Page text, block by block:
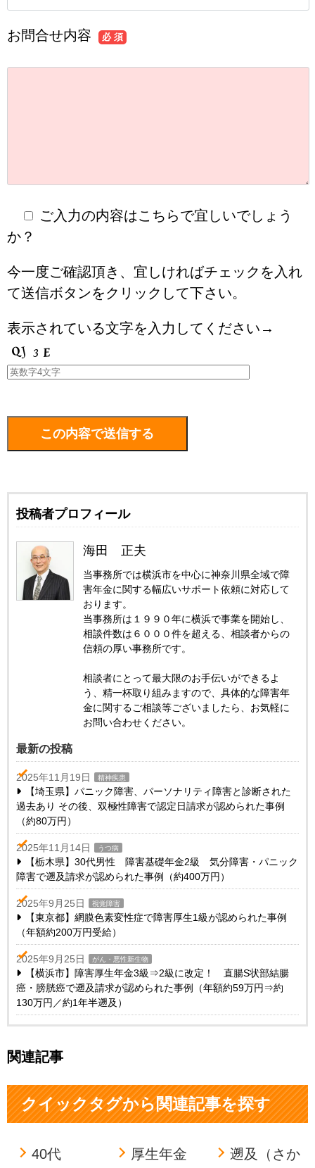
お問合せ内容 必 須
ご入力の内容はこちらで宜しいでしょう
か？
今一度ご確認頂き、宜しければチェックを入れ
て送信ボタンをクリックして下さい。
表示されている文字を入力してください→
投稿者プロフィール
海田 正夫
当事務所では横浜市を中心に神奈川県全域で障
害年金に関する幅広いサポート依頼に対応して
おります。
当事務所は１９９０年に横浜で事業を開始し、
相談件数は６０００件を超える、相談者からの
信頼の厚い事務所です。
相談者にとって最大限のお手伝いができるよ
う、精一杯取り組みますので、具体的な障害年
金に関するご相談等ございましたら、お気軽に
お問い合わせください。
最新の投稿
2025年11月19日 精神疾患
【埼玉県】パニック障害、パーソナリティ障害と診断された
過去あり その後、双極性障害で認定日請求が認められた事例
（約80万円）
2025年11月14日 うつ病
【栃木県】30代男性 障害基礎年金2級 気分障害・パニック
障害で遡及請求が認められた事例（約400万円）
2025年9月25日 視覚障害
【東京都】網膜色素変性症で障害厚生1級が認められた事例
（年額約200万円受給）
2025年9月25日 がん・悪性新生物
【横浜市】障害厚生年金3級⇒2級に改定！ 直腸S状部結腸
癌・膀胱癌で遡及請求が認められた事例（年額約59万円⇒約
130万円／約1年半遡及）
関連記事
クイックタグから関連記事を探す
40代 厚生年金
遡及（さか